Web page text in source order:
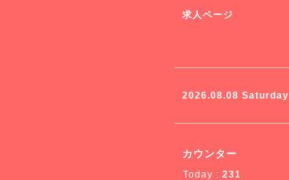
求人ページ
2026.08.08 Saturday
カウンター
Today : 231